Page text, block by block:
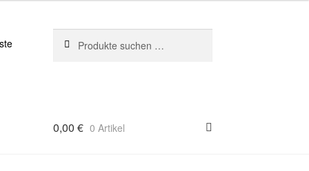
nach:
0,00 € 0 Artikel